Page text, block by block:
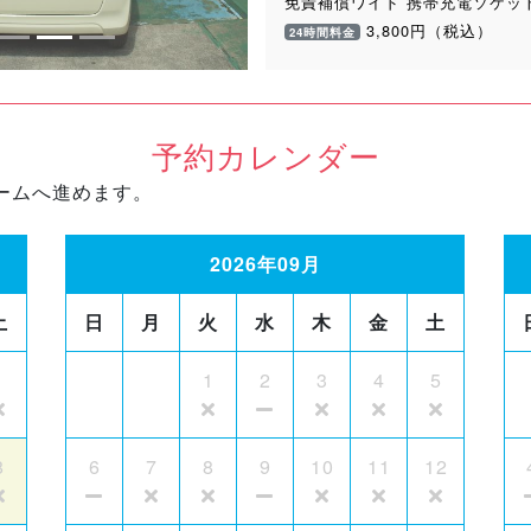
24時間料金 3,800円（税込）
予約カレンダー
へ進めます。
2026年09月
日 月 火 水 木 金 土
1 2 3 4 5
6 7 8 9 10 11 12